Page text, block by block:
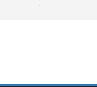
ମାଗିଲେ ଉନ୍ନୟନ କମିଶନର,
ନିଯୁକ୍ତି ଠକେଇ, ମୁଖ୍ୟ
ସୁପ୍ରିମକୋର୍ଟଙ୍କ ବଡ଼
୮ ଗ୍ରାମ ସୁନା-ଶାଢ଼ୀ, ଏଆଇ